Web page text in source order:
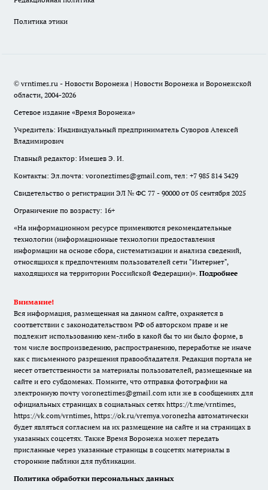
Политика этики
© vrntimes.ru - Новости Воронежа | Новости Воронежа и Воронежской
области, 2004-2026
Сетевое издание «Время Воронежа»
Учредитель: Индивидуальный предприниматель Суворов Алексей
Владимирович
Главный редактор: Имешев Э. И.
Контакты: Эл.почта: voroneztimes@gmail.com, тел: +7 985 814 3429
Свидетельство о регистрации ЭЛ № ФС 77 - 90000 от 05 сентября 2025
Ограничение по возрасту: 16+
«На информационном ресурсе применяются рекомендательные
технологии (информационные технологии предоставления
информации на основе сбора, систематизации и анализа сведений,
относящихся к предпочтениям пользователей сети "Интернет",
находящихся на территории Российской Федерации)». Подробнее
Внимание!
Вся информация, размещенная на данном сайте, охраняется в
соответствии с законодательством РФ об авторском праве и не
подлежит использованию кем-либо в какой бы то ни было форме, в
том числе воспроизведению, распространению, переработке не иначе
как с письменного разрешения правообладателя. Редакция портала не
несет ответственности за материалы пользователей, размещенные на
сайте и его субдоменах. Помните, что отправка фотографии на
электронную почту voroneztimes@gmail.com или же в сообщениях для
официальных страницах в социальных сетях https://t.me/vrntimes,
https://vk.com/vrntimes, https://ok.ru/vremya.voronezha автоматически
будет являться согласием на их размещение на сайте и на страницах в
указанных соцсетях. Также Время Воронежа может передать
присланные через указанные страницы в соцсетях материалы в
сторонние паблики для публикации.
Политика обработки персональных данных